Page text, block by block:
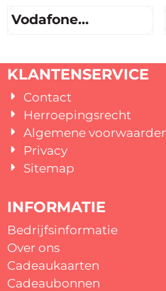
Vodafone
KLANTENSERVICE
Contact
Herroepingsrecht
Algemene
Privacy
Sitemap
INFORMATIE
Bedrijfsinformatie
Over ons
Cadeaukaarten
Cadeaubonnen